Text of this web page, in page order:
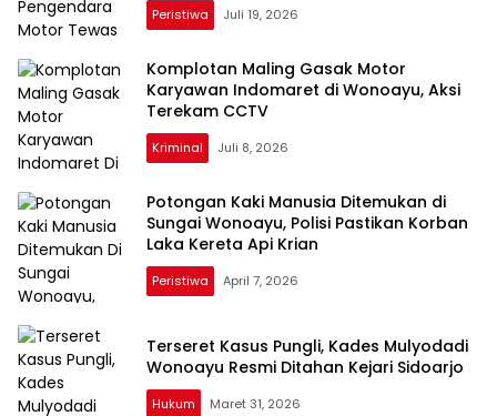
Peristiwa Juli 19, 2026
Komplotan Maling Gasak Motor
Karyawan Indomaret di Wonoayu, Aksi
Terekam CCTV
Kriminal Juli 8, 2026
Potongan Kaki Manusia Ditemukan di
Sungai Wonoayu, Polisi Pastikan Korban
Laka Kereta Api Krian
Peristiwa April 7, 2026
Terseret Kasus Pungli, Kades Mulyodadi
Wonoayu Resmi Ditahan Kejari Sidoarjo
Hukum Maret 31, 2026